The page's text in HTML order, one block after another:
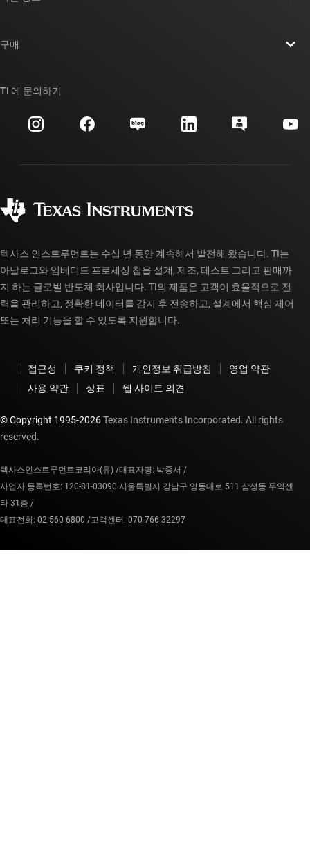
투자 관계
제조
대체품 검색
고객 지원 센터
myTI 계정 FAQ
구매
주문 FAQ
TI 에 문의하기
텍사스 인스트루먼트는 수십 년 동안 계속해서 발전해 왔습니다. TI는
아날로그와 임베디드 프로세싱 칩을 설계, 제조, 테스트 그리고 판매까
지 하는 글로벌 반도체 회사입니다. TI의 제품은 고객이 효율적으로 전
력을 관리하고, 정확한 데이터를 감지 후 전송하고, 설계에서 핵심 제어
또는 처리 기능을 할 수 있도록 지원합니다.
접근성 쿠키 정책 개인정보 취급방침
영업 약관
사용 약관
상표 웹 사이트 의견
© Copyright 1995-2026Texas Instruments Incorporated. All rights
reserved.
텍사스인스트루먼트코리아(유) /대표자명: 박중서 /
사업자 등록번호: 120-81-03090 서울특별시 강남구 영동대로 511 삼성동 무역센
타 31층 /
대표전화: 02-560-6800 /고객센터: 070-766-32297